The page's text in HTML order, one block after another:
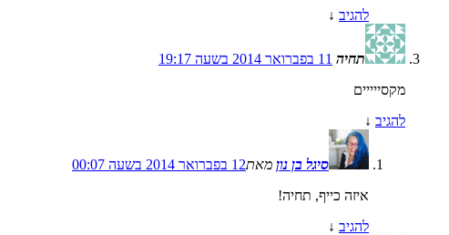
להגיב ↓
תחיה 11 בפברואר 2014 בשעה 19:17
מקסייייים
להגיב ↓
סיגל בן נון מאת12 בפברואר 2014 בשעה 00:07
איזה כייף, תחיה!
להגיב ↓